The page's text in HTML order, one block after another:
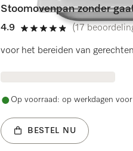
Stoomovenpan zonder
4.9
4.9 sterren op 5
(17
voor het bereiden van
Op voorraad: op werkdagen
BESTEL NU